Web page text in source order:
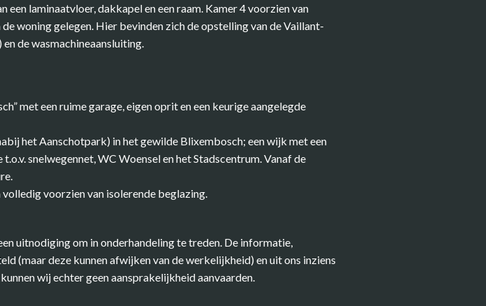
een laminaatvloer, dakkapel en een raam. Kamer 4 voorzien van
woning gelegen. Hier bevinden zich de opstelling van de Vaillant-
de wasmachineaansluiting.
met een ruime garage, eigen oprit en een keurige aangelegde
het Aanschotpark) in het gewilde Blixembosch; een wijk met een
snelwegennet, WC Woensel en het Stadscentrum. Vanaf de
voorzien van isolerende beglazing.
uitnodiging om in onderhandeling te treden. De informatie,
(maar deze kunnen afwijken van de werkelijkheid) en uit ons inziens
wij echter geen aansprakelijkheid aanvaarden.